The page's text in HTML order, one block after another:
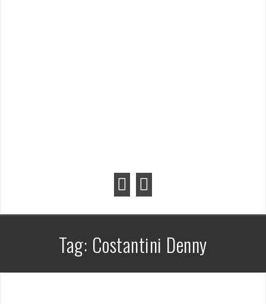
Tag: Costantini Denny